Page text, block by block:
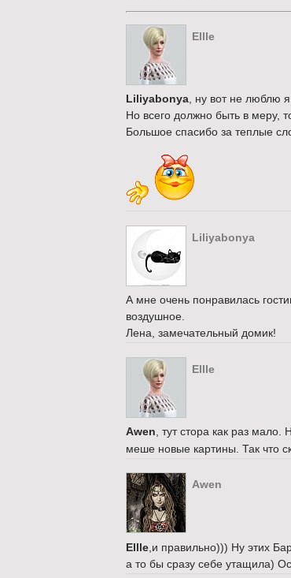
Ellle
Liliyabonya , ну вот не люблю
Но всего должно быть в меру,
Большое спасибо за теплые
Liliyabonya
А мне очень понравилась
воздушное.
Лена, замечательный домик!
Ellle
Awen , тут стора как раз
меше новые картины. Так что
Awen
Ellle,и правильно))) Ну этих
а то бы сразу себе утащила)